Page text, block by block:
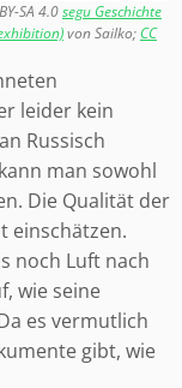
SA 4.0segu Geschichte
von Sailko; CC
leider kein
Russisch
man sowohl
Die Qualität der
einschätzen.
noch Luft nach
wie seine
es vermutlich
gibt, wie